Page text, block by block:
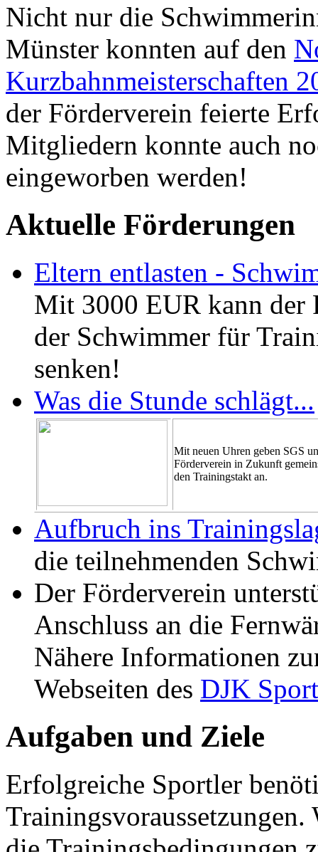
Nicht nur die
Münster konnten auf den
Kurzbahnmeisterschaften
der Förderverein feierte
Mitgliedern konnte auch
eingeworben werden!
Aktuelle Förderungen
Eltern entlasten -
Mit 3000 EUR kann der
der Schwimmer für
senken!
Was die Stunde schlägt...
Mit neuen Uhren geben SGS
Förderverein in Zukunft
den Trainingstakt an.
Aufbruch ins
die teilnehmenden
Der Förderverein
Anschluss an die
Nähere Informationen
Webseiten des DJK
Aufgaben und Ziele
Erfolgreiche Sportler